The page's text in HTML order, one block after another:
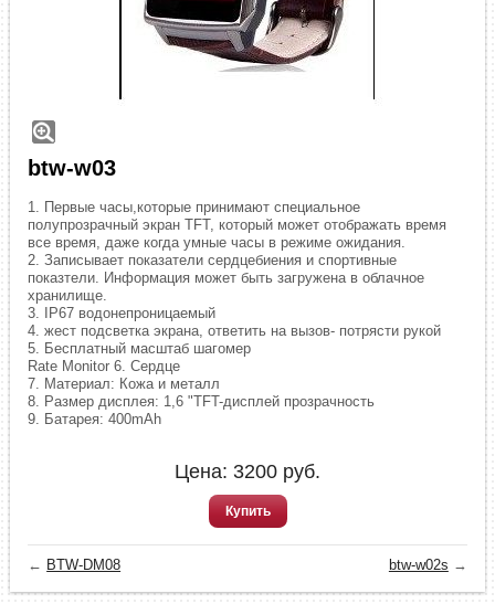
btw-w03
1. Первые часы,которые принимают специальное
полупрозрачный экран TFT, который может отображать время
все время, даже когда умные часы в режиме ожидания.
2. Записывает показатели сердцебиения и спортивные
показтели. Информация может быть загружена в облачное
хранилище.
3. IP67 водонепроницаемый
4. жест подсветка экрана, ответить на вызов- потрясти рукой
5. Бесплатный масштаб шагомер
Rate Monitor 6. Сердце
7. Материал: Кожа и металл
8. Размер дисплея: 1,6 "TFT-дисплей прозрачность
9. Батарея: 400mAh
Цена: 3200 руб.
Купить
← BTW-DM08 btw-w02s →